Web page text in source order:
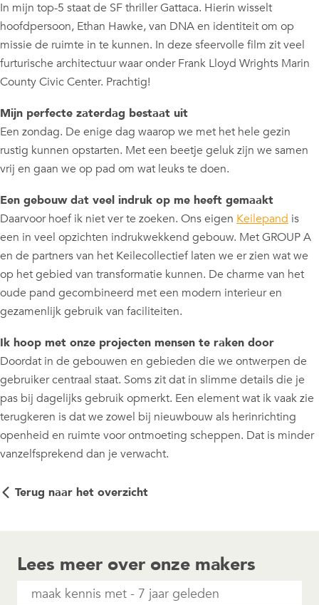
In mijn top-5 staat de SF thriller Gattaca. Hierin wisselt
hoofdpersoon, Ethan Hawke, van DNA en identiteit om op
missie de ruimte in te kunnen. In deze sfeervolle film zit veel
furturische architectuur waar onder Frank Lloyd Wrights Marin
County Civic Center. Prachtig!
Mijn perfecte zaterdag bestaat uit
Een zondag. De enige dag waarop we met het hele gezin
rustig kunnen opstarten. Met een beetje geluk zijn we samen
vrij en gaan we op pad om wat leuks te doen.
Een gebouw dat veel indruk op me heeft gemaakt
Daarvoor hoef ik niet ver te zoeken. Ons eigen Keilepand is
een in veel opzichten indrukwekkend gebouw. Met GROUP A
en de partners van het Keilecollectief laten we er zien wat we
op het gebied van transformatie kunnen. De charme van het
oude pand gecombineerd met een modern interieur en
gezamenlijk gebruik van faciliteiten.
Ik hoop met onze projecten mensen te raken door
Doordat in de gebouwen en gebieden die we ontwerpen de
gebruiker centraal staat. Soms zit dat in slimme details die je
pas bij dagelijks gebruik opmerkt. Een element wat ik vaak zie
terugkeren is dat we zowel bij nieuwbouw als herinrichting
openheid en ruimte voor ontmoeting scheppen. Dat is minder
vanzelfsprekend dan je verwacht.
Terug naar het overzicht
Lees meer over onze makers
maak kennis met 7 jaar geleden